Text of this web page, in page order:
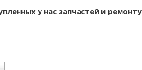
у нас запчастей и ремонту